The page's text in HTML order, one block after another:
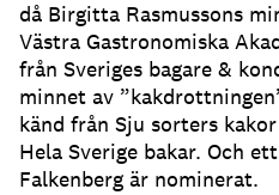
då Birgitta Rasmussons
Västra Gastronomiska
från Sveriges bagare &
minnet av
känd från Sju sorters
Hela Sverige bakar. Och
Falkenberg är nominerat.